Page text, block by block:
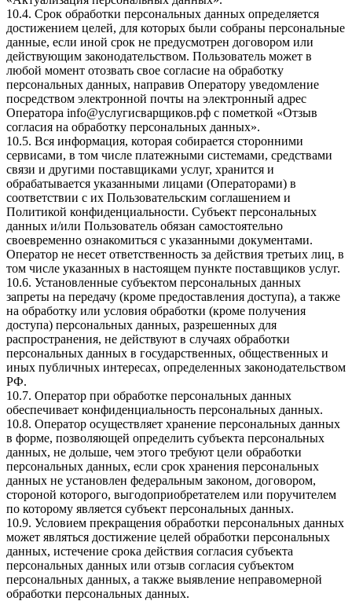
10.4. Срок обработки персональных данных определяется
достижением целей, для которых были собраны персональные
данные, если иной срок не предусмотрен договором или
действующим законодательством. Пользователь может в
любой момент отозвать свое согласие на обработку
персональных данных, направив Оператору уведомление
посредством электронной почты на электронный адрес
Оператора info@услугисварщиков.рф с пометкой «Отзыв
согласия на обработку персональных данных».
10.5. Вся информация, которая собирается сторонними
сервисами, в том числе платежными системами, средствами
связи и другими поставщиками услуг, хранится и
обрабатывается указанными лицами (Операторами) в
соответствии с их Пользовательским соглашением и
Политикой конфиденциальности. Субъект персональных
данных и/или Пользователь обязан самостоятельно
своевременно ознакомиться с указанными документами.
Оператор не несет ответственность за действия третьих лиц, в
том числе указанных в настоящем пункте поставщиков услуг.
10.6. Установленные субъектом персональных данных
запреты на передачу (кроме предоставления доступа), а также
на обработку или условия обработки (кроме получения
доступа) персональных данных, разрешенных для
распространения, не действуют в случаях обработки
персональных данных в государственных, общественных и
иных публичных интересах, определенных законодательством
РФ.
10.7. Оператор при обработке персональных данных
обеспечивает конфиденциальность персональных данных.
10.8. Оператор осуществляет хранение персональных данных
в форме, позволяющей определить субъекта персональных
данных, не дольше, чем этого требуют цели обработки
персональных данных, если срок хранения персональных
данных не установлен федеральным законом, договором,
стороной которого, выгодоприобретателем или поручителем
по которому является субъект персональных данных.
10.9. Условием прекращения обработки персональных данных
может являться достижение целей обработки персональных
данных, истечение срока действия согласия субъекта
персональных данных или отзыв согласия субъектом
персональных данных, а также выявление неправомерной
обработки персональных данных.